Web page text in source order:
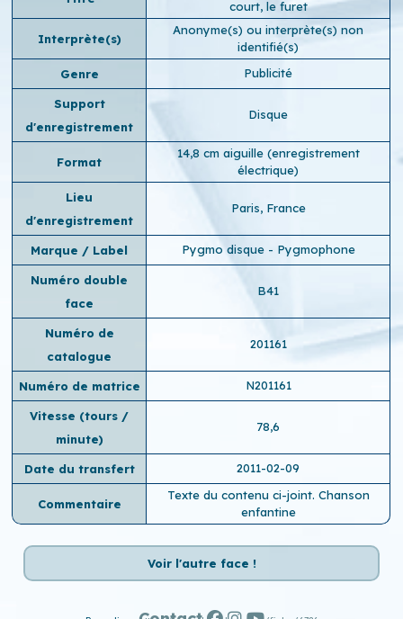
court, le furet
Interprète(s)
Anonyme(s) ou interprète(s) non
identifié(s)
Genre
Publicité
Support
d'enregistrement
Disque
Format
14,8 cm aiguille (enregistrement
électrique)
Lieu
d'enregistrement
Paris, France
Marque / Label Pygmo disque - Pygmophone
Numéro double
face
B41
Numéro de
catalogue
201161
Numéro de matrice N201161
Vitesse (tours /
minute)
78,6
Date du transfert 2011-02-09
Commentaire
Texte du contenu ci-joint. Chanson
enfantine
Voir l'autre face !